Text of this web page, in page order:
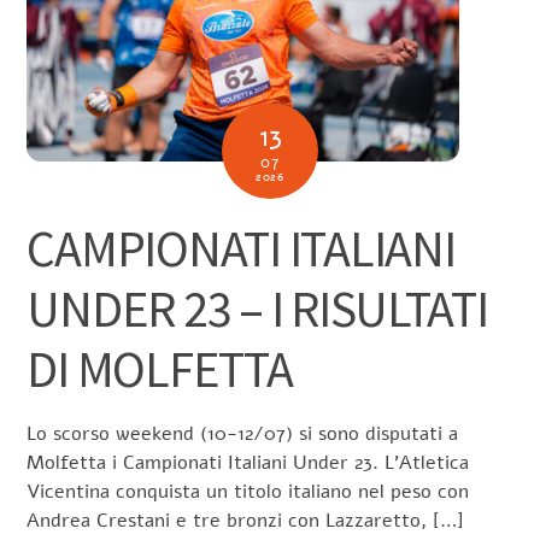
13
07
2026
CAMPIONATI ITALIANI
UNDER 23 – I RISULTATI
DI MOLFETTA
Lo scorso weekend (10-12/07) si sono disputati a
Molfetta i Campionati Italiani Under 23. L’Atletica
Vicentina conquista un titolo italiano nel peso con
Andrea Crestani e tre bronzi con Lazzaretto, […]